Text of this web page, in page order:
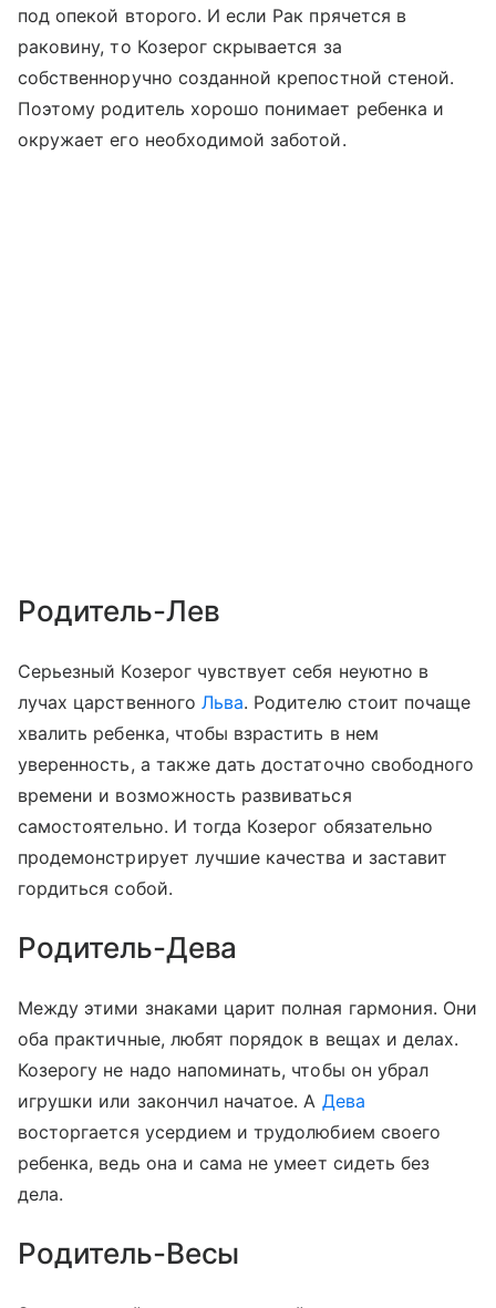
под опекой второго. И если Рак прячется в
раковину, то Козерог скрывается за
собственноручно созданной крепостной стеной.
Поэтому родитель хорошо понимает ребенка и
окружает его необходимой заботой.
Родитель-Лев
Серьезный Козерог чувствует себя неуютно в
лучах царственного Льва. Родителю стоит почаще
хвалить ребенка, чтобы взрастить в нем
уверенность, а также дать достаточно свободного
времени и возможность развиваться
самостоятельно. И тогда Козерог обязательно
продемонстрирует лучшие качества и заставит
гордиться собой.
Родитель-Дева
Между этими знаками царит полная гармония. Они
оба практичные, любят порядок в вещах и делах.
Козерогу не надо напоминать, чтобы он убрал
игрушки или закончил начатое. А Дева
восторгается усердием и трудолюбием своего
ребенка, ведь она и сама не умеет сидеть без
дела.
Родитель-Весы